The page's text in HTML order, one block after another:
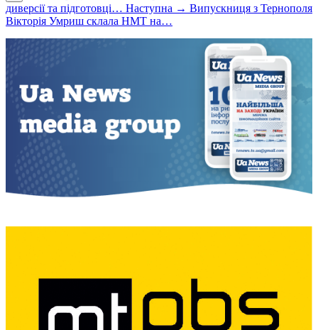
диверсії та підготовці… Наступна → Випускниця з Тернополя
Вікторія Умриш склала НМТ на…